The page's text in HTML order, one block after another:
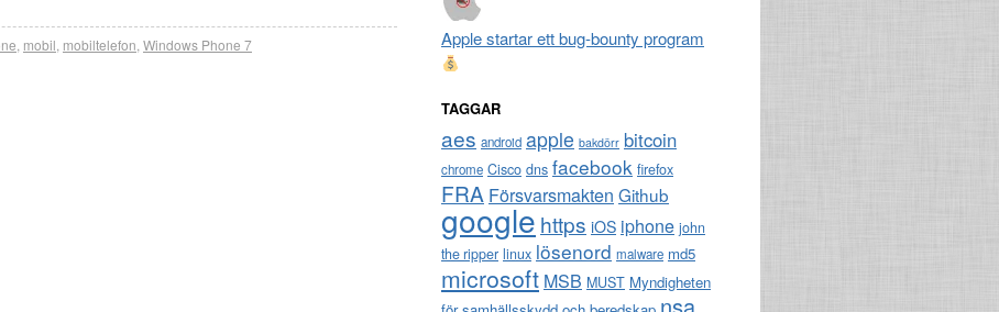
mobil mobiltelefon Windows Phone 7 Apple startar ett bug-bounty program
TAGGAR
aes android apple bakdörr bitcoin
chrome Cisco dns facebook firefox
FRA Försvarsmakten Github
google https iOS iphone john
the ripper linux lösenord malware md5
microsoft MSB MUST Myndigheten